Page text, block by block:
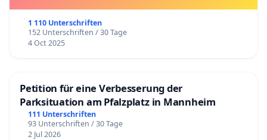
1 110 Unterschriften
152 Unterschriften / 30 Tage
4 Oct 2025
Petition für eine Verbesserung der
Parksituation am Pfalzplatz in Mannheim
111 Unterschriften
93 Unterschriften / 30 Tage
2 Jul 2026